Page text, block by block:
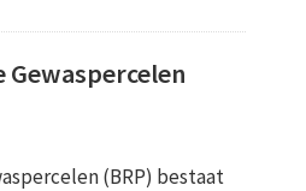
(BRP) bestaat